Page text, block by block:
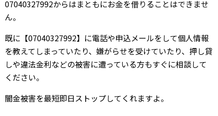
07040327992からはまともにお金を借りることはできませ
ん。
既に【07040327992】に電話や申込メールをして個人情報
を教えてしまっていたり、嫌がらせを受けていたり、押し貸
しや違法金利などの被害に遭っている方もすぐに相談して
ください。
闇金被害を最短即日ストップしてくれますよ。